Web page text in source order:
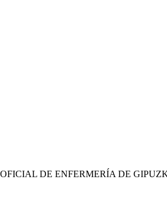
DE ENFERMERÍA DE